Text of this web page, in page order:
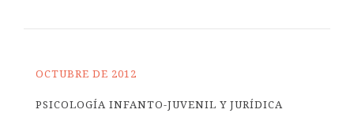
OCTUBRE DE 2012
PSICOLOGÍA INFANTO-JUVENIL Y JURÍDICA